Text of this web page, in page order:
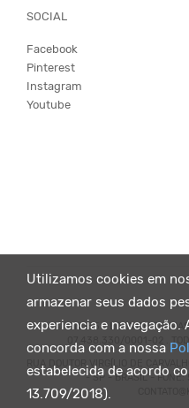
Utilizamos cookies em
armazenar seus dados
experiencia e navegação.
concorda com a nossa
estabelecida de acordo
13.709/2018).
SOCIAL
Facebook
Pinterest
Instagram
Youtube
© KING55 - LOJA DE ROUPAS
07.438.330/0001-02 .
RUA DOUTOR VIRGÍLIO DE
- SP - BRASIL -